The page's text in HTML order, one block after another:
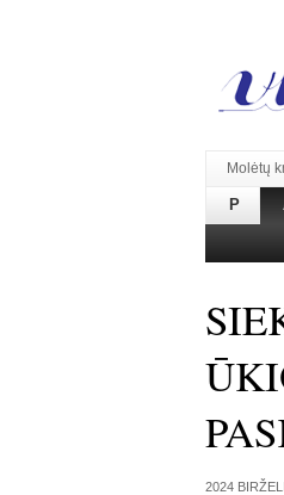
Molėtų
P
2024